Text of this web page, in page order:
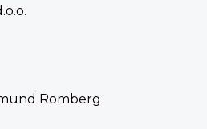
Romberg